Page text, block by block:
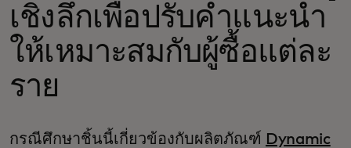
สำหรับผู้สร้างนวัตกรรม
ข่าวสารและแนวโน้ม
เชิงลึกเพื่อปรับคำแนะนำ
ให้เหมาะสมกับผู้ซื้อแต่ละ
ราย
กรณีศึกษาชิ้นนี้เกี่ยวข้องกับผลิตภัณฑ์ Dynamic